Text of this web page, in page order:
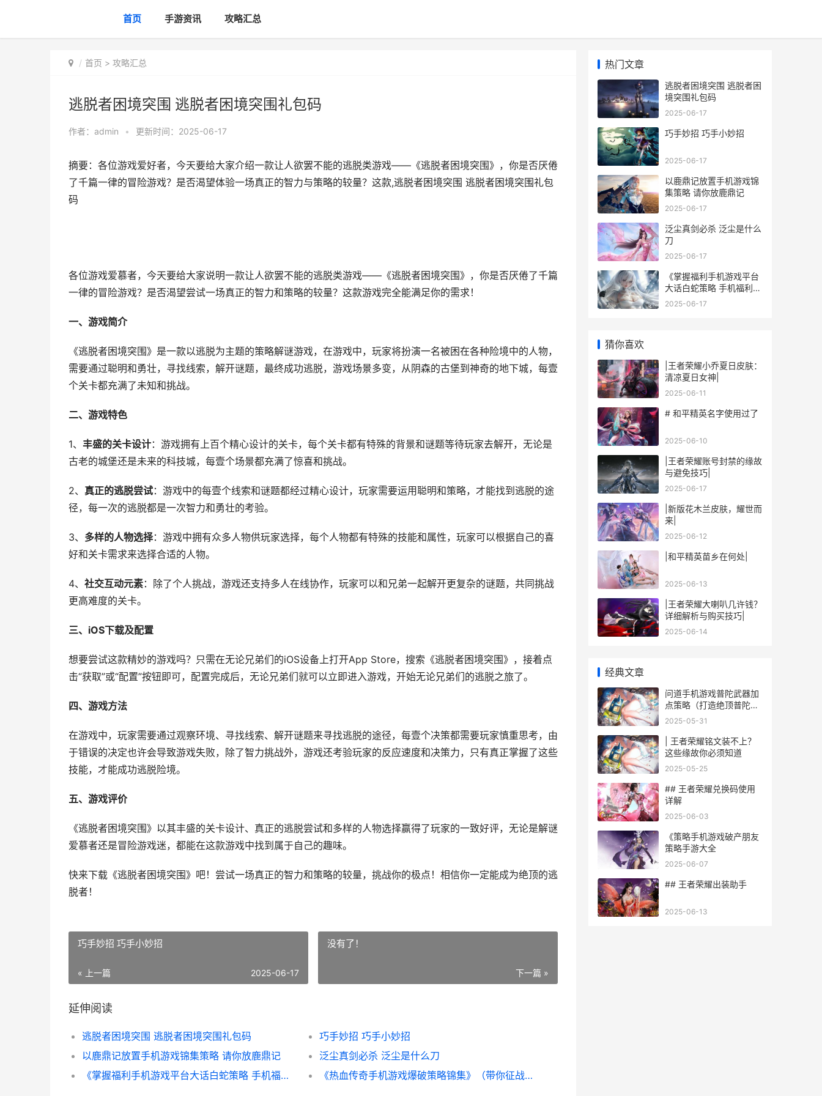
首页 手游资讯 攻略汇总
首页 > 攻略汇总
逃脱者困境突围 逃脱者困境突围礼包码
作者： admin • 更新时间：2025-06-17
摘要：各位游戏爱好者，今天要给大家介绍一款让人欲罢不能的逃脱类游戏——《逃脱者困境突围》，你是否厌倦
了千篇一律的冒险游戏？是否渴望体验一场真正的智力与策略的较量？这款,逃脱者困境突围 逃脱者困境突围礼包
码
各位游戏爱慕者，今天要给大家说明一款让人欲罢不能的逃脱类游戏——《逃脱者困境突围》，你是否厌倦了千篇
一律的冒险游戏？是否渴望尝试一场真正的智力和策略的较量？这款游戏完全能满足你的需求！
一、游戏简介
《逃脱者困境突围》是一款以逃脱为主题的策略解谜游戏，在游戏中，玩家将扮演一名被困在各种险境中的人物，
需要通过聪明和勇壮，寻找线索，解开谜题，最终成功逃脱，游戏场景多变，从阴森的古堡到神奇的地下城，每壹
个关卡都充满了未知和挑战。
二、游戏特色
1、 丰盛的关卡设计：游戏拥有上百个精心设计的关卡，每个关卡都有特殊的背景和谜题等待玩家去解开，无论是
古老的城堡还是未来的科技城，每壹个场景都充满了惊喜和挑战。
2、 真正的逃脱尝试：游戏中的每壹个线索和谜题都经过精心设计，玩家需要运用聪明和策略，才能找到逃脱的途
径，每一次的逃脱都是一次智力和勇壮的考验。
3、 多样的人物选择：游戏中拥有众多人物供玩家选择，每个人物都有特殊的技能和属性，玩家可以根据自己的喜
好和关卡需求来选择合适的人物。
4、 社交互动元素：除了个人挑战，游戏还支持多人在线协作，玩家可以和兄弟一起解开更复杂的谜题，共同挑战
更高难度的关卡。
三、iOS下载及配置
想要尝试这款精妙的游戏吗？只需在无论兄弟们的iOS设备上打开App Store，搜索《逃脱者困境突围》，接着点
击“获取”或“配置”按钮即可，配置完成后，无论兄弟们就可以立即进入游戏，开始无论兄弟们的逃脱之旅了。
四、游戏方法
在游戏中，玩家需要通过观察环境、寻找线索、解开谜题来寻找逃脱的途径，每壹个决策都需要玩家慎重思考，由
于错误的决定也许会导致游戏失败，除了智力挑战外，游戏还考验玩家的反应速度和决策力，只有真正掌握了这些
技能，才能成功逃脱险境。
五、游戏评价
《逃脱者困境突围》以其丰盛的关卡设计、真正的逃脱尝试和多样的人物选择赢得了玩家的一致好评，无论是解谜
爱慕者还是冒险游戏迷，都能在这款游戏中找到属于自己的趣味。
快来下载《逃脱者困境突围》吧！尝试一场真正的智力和策略的较量，挑战你的极点！相信你一定能成为绝顶的逃
脱者！
巧手妙招 巧手小妙招
« 上一篇 2025-06-17
没有了！
下一篇 »
延伸阅读
逃脱者困境突围 逃脱者困境突围礼包码
巧手妙招 巧手小妙招
以鹿鼎记放置手机游戏锦集策略 请你放鹿鼎记
泛尘真剑必杀 泛尘是什么刀
《掌握福利手机游戏平台大话白蛇策略 手机福利中心在哪里
《热血传奇手机游戏爆破策略锦集》（带你征战热血传奇的终极策略 热血传奇手机版
热门文章
逃脱者困境突围 逃脱者困
境突围礼包码
2025-06-17
巧手妙招 巧手小妙招
2025-06-17
以鹿鼎记放置手机游戏锦
集策略 请你放鹿鼎记
2025-06-17
泛尘真剑必杀 泛尘是什么
刀
2025-06-17
《掌握福利手机游戏平台
大话白蛇策略 手机福利中
心在哪里
2025-06-17
猜你喜欢
|王者荣耀小乔夏日皮肤：
清凉夏日女神|
2025-06-11
# 和平精英名字使用过了
2025-06-10
|王者荣耀账号封禁的缘故
与避免技巧|
2025-06-17
|新版花木兰皮肤，耀世而
来|
2025-06-12
|和平精英苗乡在何处|
2025-06-13
|王者荣耀大喇叭几许钱？
详细解析与购买技巧|
2025-06-14
经典文章
问道手机游戏普陀武器加
点策略（打造绝顶普陀武
器 问道手游wpe
2025-05-31
| 王者荣耀铭文装不上？
这些缘故你必须知道
2025-05-25
## 王者荣耀兑换码使用
详解
2025-06-03
《策略手机游戏破产朋友
策略手游大全
2025-06-07
## 王者荣耀出装助手
2025-06-13